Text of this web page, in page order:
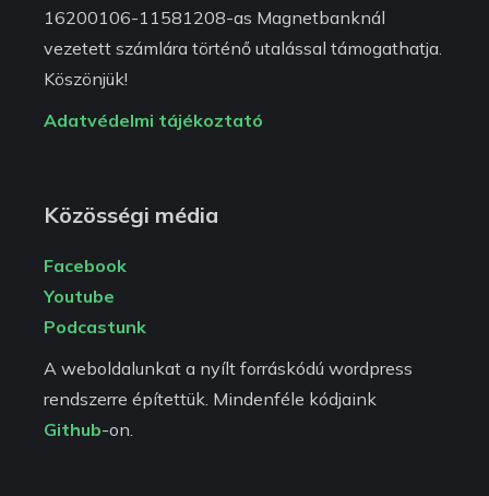
16200106-11581208-as Magnetbanknál
vezetett számlára történő utalással támogathatja.
Köszönjük!
Adatvédelmi tájékoztató
Közösségi média
Facebook
Youtube
Podcastunk
A weboldalunkat a nyílt forráskódú wordpress
rendszerre építettük. Mindenféle kódjaink
Github-on.